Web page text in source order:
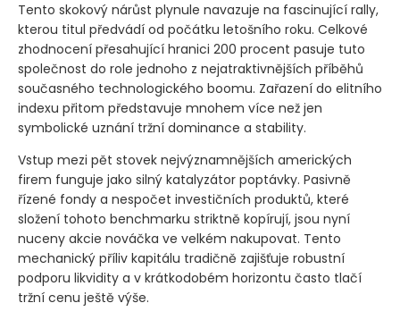
Tento skokový nárůst plynule navazuje na fascinující rally,
kterou titul předvádí od počátku letošního roku. Celkové
zhodnocení přesahující hranici 200 procent pasuje tuto
společnost do role jednoho z nejatraktivnějších příběhů
současného technologického boomu. Zařazení do elitního
indexu přitom představuje mnohem více než jen
symbolické uznání tržní dominance a stability.
Vstup mezi pět stovek nejvýznamnějších amerických
firem funguje jako silný katalyzátor poptávky. Pasivně
řízené fondy a nespočet investičních produktů, které
složení tohoto benchmarku striktně kopírují, jsou nyní
nuceny akcie nováčka ve velkém nakupovat. Tento
mechanický příliv kapitálu tradičně zajišťuje robustní
podporu likvidity a v krátkodobém horizontu často tlačí
tržní cenu ještě výše.